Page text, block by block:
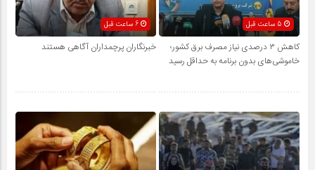
کاهش ۳ درصدی نیاز مصرف برق کشور؛
خاموشی‌های بدون برنامه به حداقل رسید
خبرنگاران پرچمداران آگاهی هستند